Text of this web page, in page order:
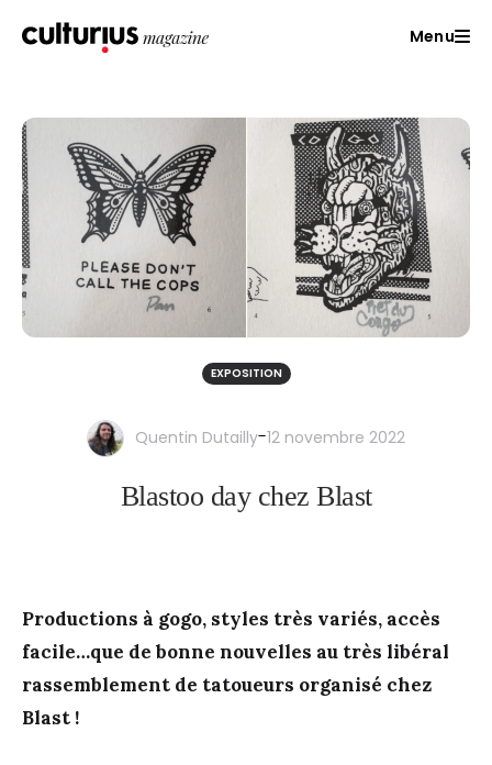
Menu
EXPOSITION
Quentin Dutailly-12 novembre 2022
Blastoo day chez Blast
Productions à gogo, styles très variés, accès
facile…que de bonne nouvelles au très libéral
rassemblement de tatoueurs organisé chez
Blast !